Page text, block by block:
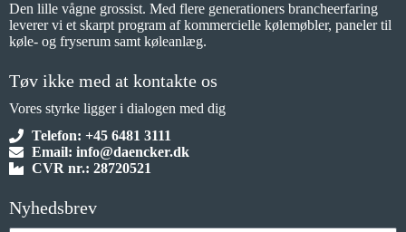
Den lille vågne grossist. Med flere generationers brancheerfaring
leverer vi et skarpt program af kommercielle kølemøbler, paneler til
køle- og fryserum samt køleanlæg.
Tøv ikke med at kontakte os
Vores styrke ligger i dialogen med dig
Telefon: +45 6481 3111
Email: info@daencker.dk
CVR nr.: 28720521
Nyhedsbrev